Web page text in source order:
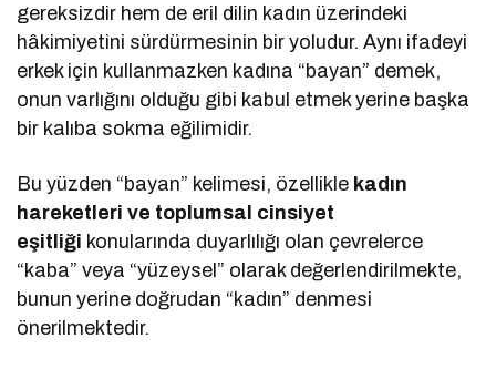
gereksizdir hem de eril dilin kadın üzerindeki
hâkimiyetini sürdürmesinin bir yoludur. Aynı ifadeyi
erkek için kullanmazken kadına “bayan” demek,
onun varlığını olduğu gibi kabul etmek yerine başka
bir kalıba sokma eğilimidir.
Bu yüzden “bayan” kelimesi, özellikle kadın
hareketleri ve toplumsal cinsiyet
eşitliği konularında duyarlılığı olan çevrelerce
“kaba” veya “yüzeysel” olarak değerlendirilmekte,
bunun yerine doğrudan “kadın” denmesi
önerilmektedir.